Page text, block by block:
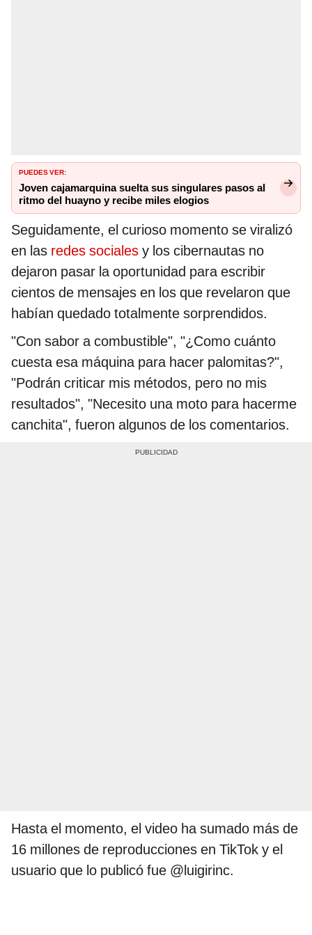
PUEDES VER:
Joven cajamarquina suelta sus singulares pasos al
ritmo del huayno y recibe miles elogios
Seguidamente, el curioso momento se viralizó
en las redes sociales y los cibernautas no
dejaron pasar la oportunidad para escribir
cientos de mensajes en los que revelaron que
habían quedado totalmente sorprendidos.
"Con sabor a combustible", "¿Como cuánto
cuesta esa máquina para hacer palomitas?",
"Podrán criticar mis métodos, pero no mis
resultados", "Necesito una moto para hacerme
canchita", fueron algunos de los comentarios.
Hasta el momento, el video ha sumado más de
16 millones de reproducciones en TikTok y el
usuario que lo publicó fue @luigirinc.